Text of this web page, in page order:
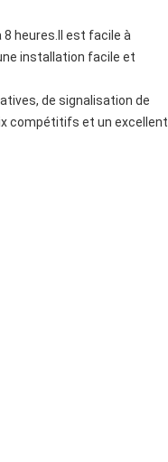
heures.Il est facile à
installation facile et
de signalisation de
compétitifs et un excellent